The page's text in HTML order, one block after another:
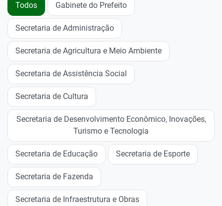
Todos Gabinete do Prefeito
Secretaria de Administração
Secretaria de Agricultura e Meio Ambiente
Secretaria de Assistência Social
Secretaria de Cultura
Secretaria de Desenvolvimento Econômico, Inovações,
Turismo e Tecnologia
Secretaria de Educação Secretaria de Esporte
Secretaria de Fazenda
Secretaria de Infraestrutura e Obras